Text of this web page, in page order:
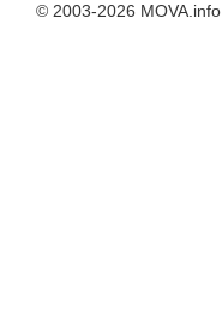
© 2003-2026 MOVA.info